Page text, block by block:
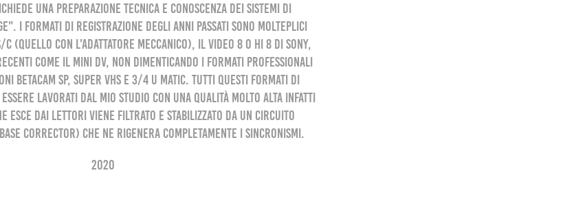
una preparazione tecnica e conoscenza dei sistemi di
I formati di registrazione degli anni passati sono molteplici
C (quello con l'adattatore meccanico), il VIDEO 8 o HI 8 di Sony,
come il mini dv, non dimenticando i formati professionali
SP, SUPER VHS e 3/4 U MATIC. Tutti questi formati di
essere lavorati dal mio studio con una qualità molto alta infatti
esce dai lettori viene filtrato e stabilizzato da un circuito
Base Corrector) che ne rigenera completamente i sincronismi.
2020